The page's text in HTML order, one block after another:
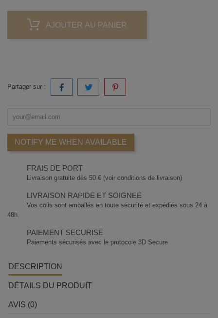
AJOUTER AU PANIER
Partager sur :
NOTIFY ME WHEN AVAILABLE
FRAIS DE PORT
Livraison gratuite dès 50 € (voir conditions de livraison)
LIVRAISON RAPIDE ET SOIGNEE
Vos colis sont emballés en toute sécurité et expédiés sous 24 à
48h.
PAIEMENT SECURISE
Paiements sécurisés avec le protocole 3D Secure
DESCRIPTION
DÉTAILS DU PRODUIT
AVIS (0)